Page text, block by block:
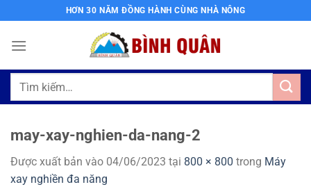
qua
nội
HƠN 30 NĂM ĐỒNG HÀNH CÙNG NHÀ NÔNG
Tìm
may-xay-nghien-da-nang-2
Được xuất bản vào 04/06/2023 tại 800 × 800 trong Máy
xay nghiền đa năng